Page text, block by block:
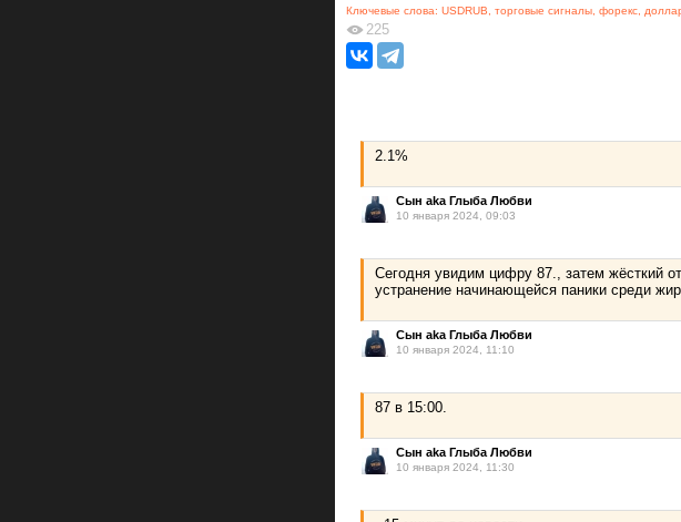
Ключевые слова: USDRUB, торговые сигналы, форекс,
225
2.1%
Сын aka Глыба Любви
10 января 2024, 09:03
Сегодня увидим цифру 87., затем жёсткий
устранение начинающейся паники среди
Сын aka Глыба Любви
10 января 2024, 11:10
87 в 15:00.
Сын aka Глыба Любви
10 января 2024, 11:30